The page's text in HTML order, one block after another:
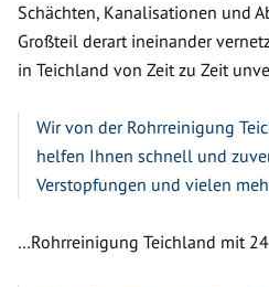
Schächten, Kanalisationen und
Großteil derart ineinander
in Teichland von Zeit zu Zeit
Wir von der Rohrreinigung
helfen Ihnen schnell und
Verstopfungen und vielen
…Rohrreinigung Teichland mit